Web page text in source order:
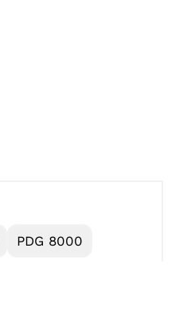
PDG 8000